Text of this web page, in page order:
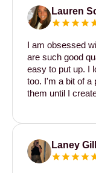
Lauren
I am obsessed
are such good
easy to put up. I
too. I'm a bit of a
them until I
Laney Gill